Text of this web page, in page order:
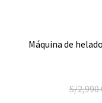
Máquina de
S/